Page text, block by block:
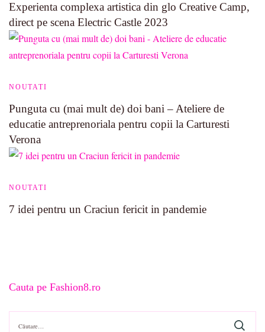
Experienta complexa artistica din glo Creative Camp,
direct pe scena Electric Castle 2023
NOUTATI
Punguta cu (mai mult de) doi bani – Ateliere de
educatie antreprenoriala pentru copii la Carturesti
Verona
NOUTATI
7 idei pentru un Craciun fericit in pandemie
Cauta pe Fashion8.ro
Caută
după: